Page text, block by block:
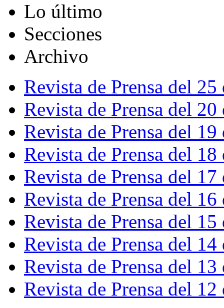
Lo último
Secciones
Archivo
Revista de Prensa del
Revista de Prensa del
Revista de Prensa del
Revista de Prensa del
Revista de Prensa del
Revista de Prensa del
Revista de Prensa del
Revista de Prensa del
Revista de Prensa del
Revista de Prensa del